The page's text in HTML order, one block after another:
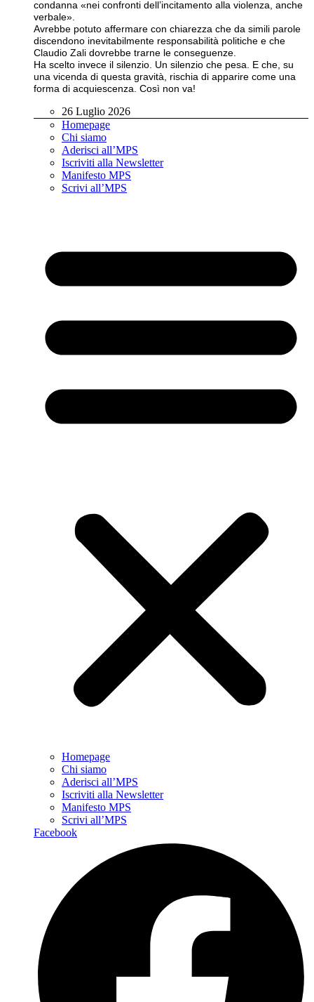
condanna «nei confronti dell’incitamento alla violenza, anche
verbale».
Avrebbe potuto affermare con chiarezza che da simili parole
discendono inevitabilmente responsabilità politiche e che
Claudio Zali dovrebbe trarne le conseguenze.
Ha scelto invece il silenzio. Un silenzio che pesa. E che, su
una vicenda di questa gravità, rischia di apparire come una
forma di acquiescenza. Così non va!
26 Luglio 2026
Homepage
Chi siamo
Aderisci all’MPS
Iscriviti alla Newsletter
Manifesto MPS
Scrivi all’MPS
Homepage
Chi siamo
Aderisci all’MPS
Iscriviti alla Newsletter
Manifesto MPS
Scrivi all’MPS
Facebook